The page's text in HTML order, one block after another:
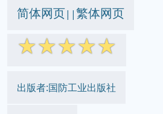
简体网页||繁体网页
☆☆☆☆☆
出版者:国防工业出版社